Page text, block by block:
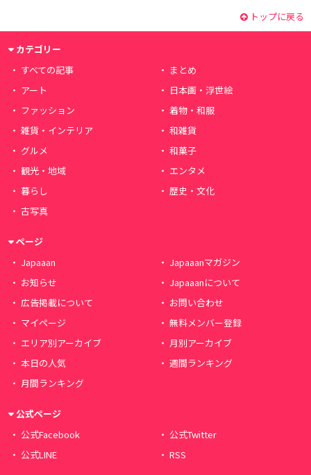
トップに戻る
カテゴリー
すべての記事
まとめ
アート
日本画・浮世絵
ファッション
着物・和服
雑貨・インテリア
和雑貨
グルメ
和菓子
観光・地域
エンタメ
暮らし
歴史・文化
古写真
ページ
Japaaan
Japaaanマガジン
お知らせ
Japaaanについて
広告掲載について
お問い合わせ
マイページ
無料メンバー登録
エリア別アーカイブ
月別アーカイブ
本日の人気
週間ランキング
月間ランキング
公式ページ
公式Facebook
公式Twitter
公式LINE
RSS